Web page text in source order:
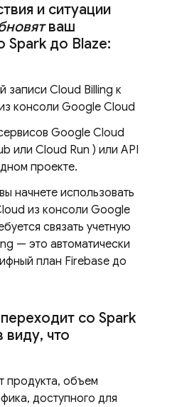
и ситуации
ваш
Spark до Blaze:
записи Cloud Billing к
консоли Google Cloud
Google Cloud
или Cloud Run ) или API
проекте.
начнете использовать
из консоли Google
связать учетную
— это автоматически
план Firebase до
со Spark
виду, что
продукта, объем
доступного для